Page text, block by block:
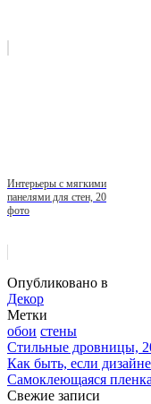
Интерьеры с мягкими
панелями для стен, 20
фото
Опубликовано в
Декор
Метки
обои стены
Стильные дровницы,
Как быть, если
Самоклеющаяся
Свежие записи